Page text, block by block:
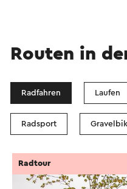
Routen in
Radfahren Laufen
Radsport
Radtour